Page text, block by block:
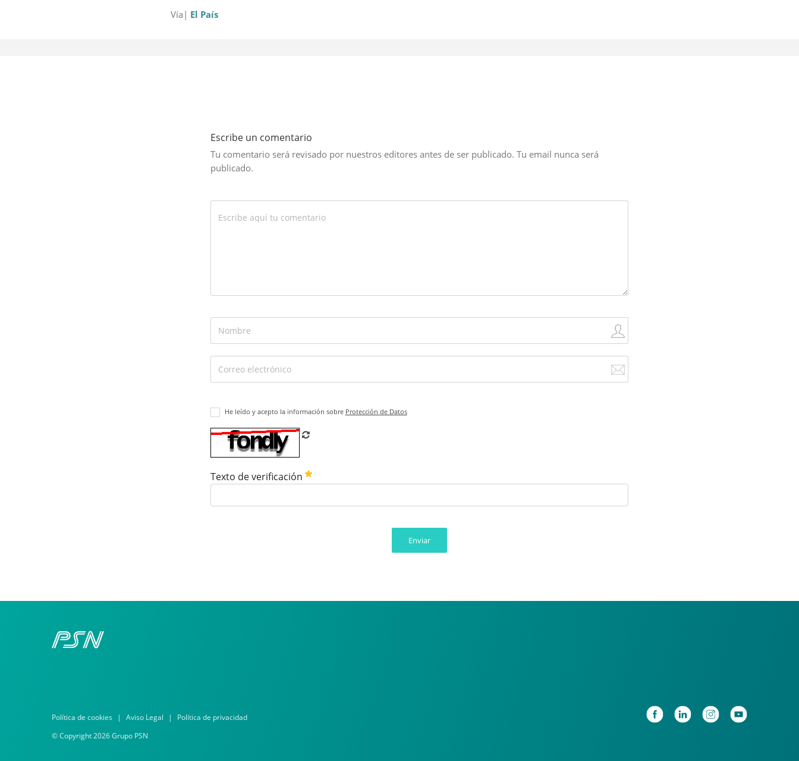
Vía| El País
Escribe un comentario
Tu comentario será revisado por nuestros editores antes de ser publicado. Tu email nunca será
publicado.
He leído y acepto la información sobre Protección de Datos
Refrescar CAPTCHA
Texto de verificación
Enviar
Política de cookies Aviso Legal
Política de privacidad
© Copyright 2026 Grupo PSN